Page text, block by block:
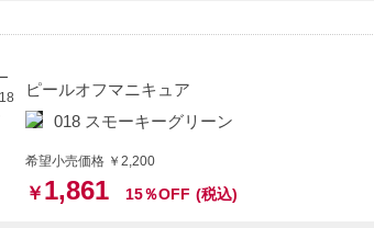
ピールオフマニキュア
018 スモーキーグリーン
希望小売価格 ￥2,200
￥ 1,861 15％OFF (税込)